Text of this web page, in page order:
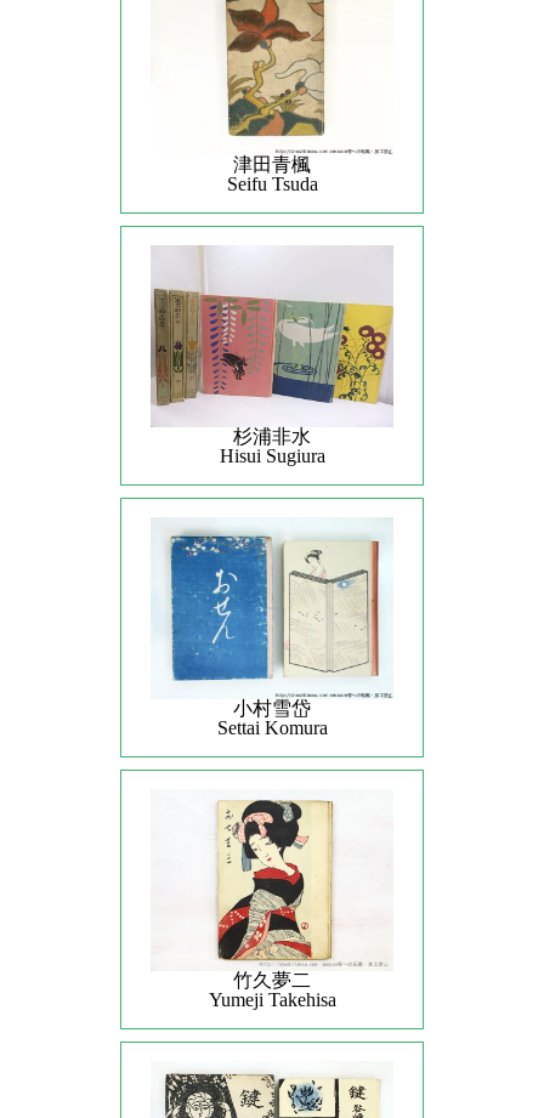
津田青楓
Seifu Tsuda
杉浦非水
Hisui Sugiura
小村雪岱
Settai Komura
竹久夢二
Yumeji Takehisa